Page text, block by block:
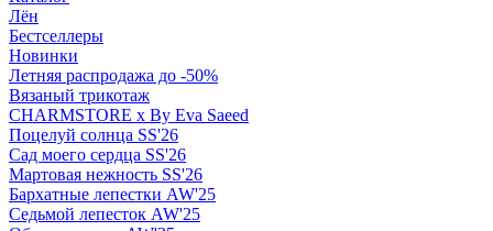
Лён
Бестселлеры
Новинки
Летняя распродажа до -50%
Вязаный трикотаж
CHARMSTORE х By Eva Saeed
Поцелуй солнца SS'26
Сад моего сердца SS'26
Мартовая нежность SS'26
Бархатные лепестки AW'25
Седьмой лепесток AW'25